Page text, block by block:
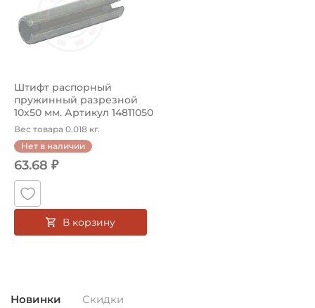
Сталь
Страна происхождения:
Тип штифта:
Цилиндрический
Штифт распорный
пружинный разрезной
10х50 мм. Артикул 14811050
(Kramp)
Вес товара 0.018 кг.
Нет в наличии
63.68 ₽
В корзину
Новинки Скидки